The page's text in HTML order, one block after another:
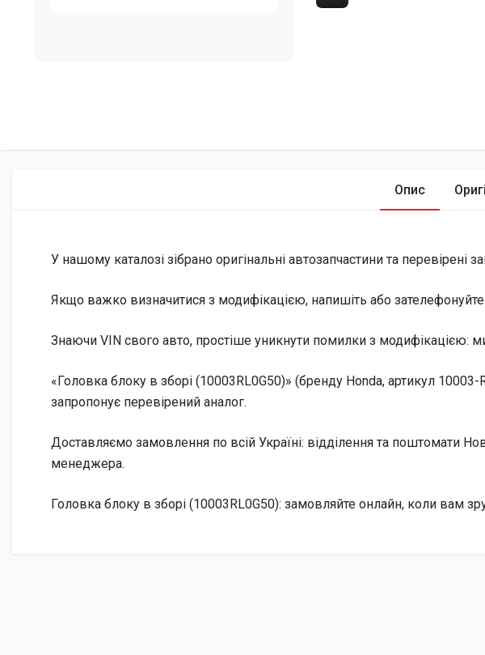
Опис
У нашому каталозі зібрано оригінальні автозапчастини та
Якщо важко визначитися з модифікацією, напишіть або
Знаючи VIN свого авто, простіше уникнути помилки з модифікацією:
«Головка блоку в зборі (10003RL0G50)» (бренду Honda, артикул
запропонує перевірений аналог.
Доставляємо замовлення по всій Україні: відділення та поштомати
менеджера.
Головка блоку в зборі (10003RL0G50): замовляйте онлайн, коли вам